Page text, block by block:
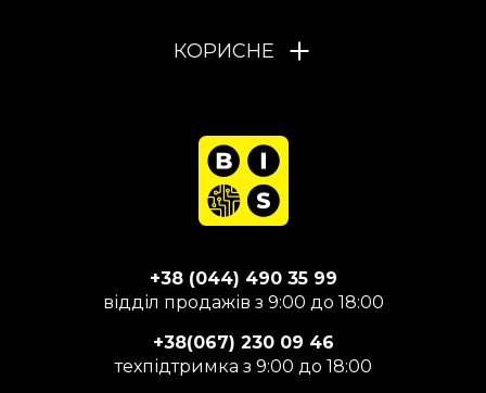
КОРИСНЕ
+38 (044) 490 35 99
відділ продажів з 9:00 до 18:00
+38(067) 230 09 46
техпідтримка з 9:00 до 18:00